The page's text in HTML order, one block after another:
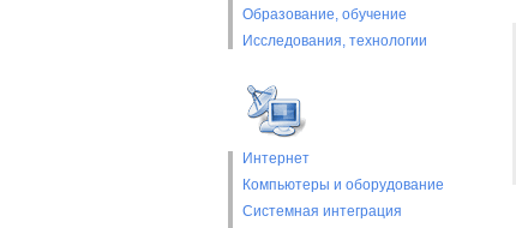
Образование, обучение
Исследования, технологии
Интернет
Компьютеры и оборудование
Системная интеграция